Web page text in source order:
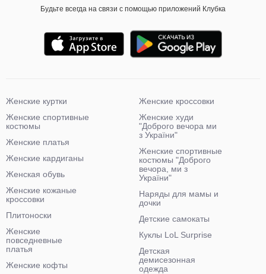
Будьте всегда на связи с помощью приложений Клубка
Женские куртки
Женские спортивные
костюмы
Женские платья
Женские кардиганы
Женская обувь
Женские кожаные
кроссовки
Плитоноски
Женские
повседневные
платья
Женские кофты
Женские кроссовки
Женские худи
"Доброго вечора ми
з України"
Женские спортивные
костюмы "Доброго
вечора, ми з
України"
Наряды для мамы и
дочки
Детские самокаты
Куклы LoL Surprise
Детская
демисезонная
одежда